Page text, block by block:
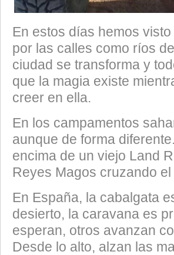
En estos días hemos
por las calles como ríos
ciudad se transforma y
que la magia existe
creer en ella.
En los campamentos
aunque de forma
encima de un viejo Land
Reyes Magos cruzando
En España, la cabalgata
desierto, la caravana es
esperan, otros avanzan
Desde lo alto, alzan las